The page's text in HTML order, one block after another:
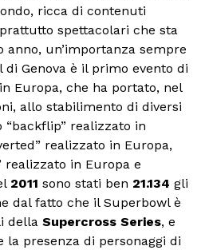
ricca di contenuti
spettacolari che sta
anno, un’importanza sempre
Genova è il primo evento di
Europa, che ha portato, nel
allo stabilimento di diversi
realizzato in
realizzato in Europa,
realizzato in Europa e
2011 sono stati ben 21.134 gli
dal fatto che il Superbowl è
della Supercross Series, e
presenza di personaggi di